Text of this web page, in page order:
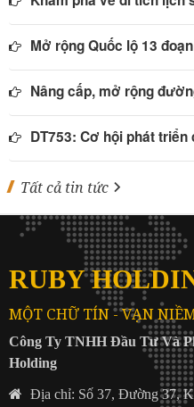
Mở rộng Quốc lộ 13
Nâng cấp, mở rộng
DT753: Cơ hội phát
Tất cả tin tức
RUBY
MỘT CHỮ TÍN - VẠN
Công Ty TNHH Đầu Tư Và
Holding
Địa chỉ: Số 37, Đường 37,